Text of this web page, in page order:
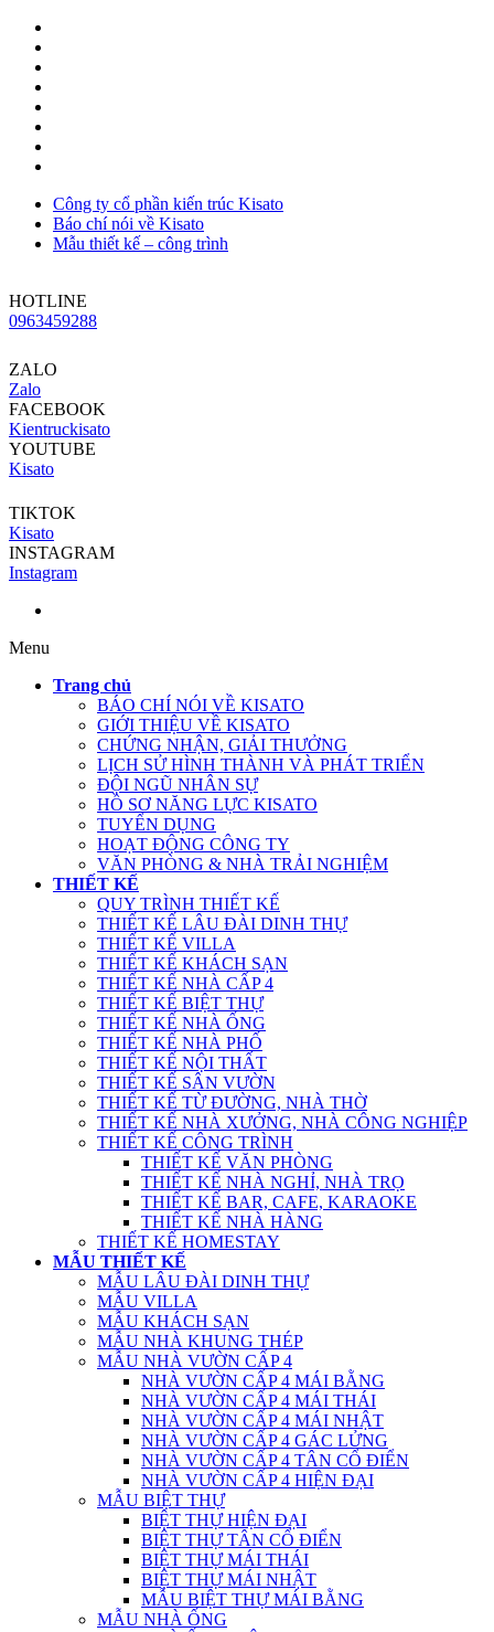
Công ty cổ phần kiến trúc Kisato
Báo chí nói về Kisato
Mẫu thiết kế – công trình
HOTLINE
0963459288
ZALO
Zalo
FACEBOOK
Kientruckisato
YOUTUBE
Kisato
TIKTOK
Kisato
INSTAGRAM
Instagram
Menu
Trang chủ
BÁO CHÍ NÓI VỀ KISATO
GIỚI THIỆU VỀ KISATO
CHỨNG NHẬN, GIẢI THƯỞNG
LỊCH SỬ HÌNH THÀNH VÀ PHÁT TRIỂN
ĐỘI NGŨ NHÂN SỰ
HỒ SƠ NĂNG LỰC KISATO
TUYỂN DỤNG
HOẠT ĐỘNG CÔNG TY
VĂN PHÒNG & NHÀ TRẢI NGHIỆM
THIẾT KẾ
QUY TRÌNH THIẾT KẾ
THIẾT KẾ LÂU ĐÀI DINH THỰ
THIẾT KẾ VILLA
THIẾT KẾ KHÁCH SẠN
THIẾT KẾ NHÀ CẤP 4
THIẾT KẾ BIỆT THỰ
THIẾT KẾ NHÀ ỐNG
THIẾT KẾ NHÀ PHỐ
THIẾT KẾ NỘI THẤT
THIẾT KẾ SÂN VƯỜN
THIẾT KẾ TỪ ĐƯỜNG, NHÀ THỜ
THIẾT KẾ NHÀ XƯỞNG, NHÀ CÔNG NGHIỆP
THIẾT KẾ CÔNG TRÌNH
THIẾT KẾ VĂN PHÒNG
THIẾT KẾ NHÀ NGHỈ, NHÀ TRỌ
THIẾT KẾ BAR, CAFE, KARAOKE
THIẾT KẾ NHÀ HÀNG
THIẾT KẾ HOMESTAY
MẪU THIẾT KẾ
MẪU LÂU ĐÀI DINH THỰ
MẪU VILLA
MẪU KHÁCH SẠN
MẪU NHÀ KHUNG THÉP
MẪU NHÀ VƯỜN CẤP 4
NHÀ VƯỜN CẤP 4 MÁI BẰNG
NHÀ VƯỜN CẤP 4 MÁI THÁI
NHÀ VƯỜN CẤP 4 MÁI NHẬT
NHÀ VƯỜN CẤP 4 GÁC LỬNG
NHÀ VƯỜN CẤP 4 TÂN CỔ ĐIỂN
NHÀ VƯỜN CẤP 4 HIỆN ĐẠI
MẪU BIỆT THỰ
BIỆT THỰ HIỆN ĐẠI
BIỆT THỰ TÂN CỔ ĐIỂN
BIỆT THỰ MÁI THÁI
BIỆT THỰ MÁI NHẬT
MẪU BIỆT THỰ MÁI BẰNG
MẪU NHÀ ỐNG